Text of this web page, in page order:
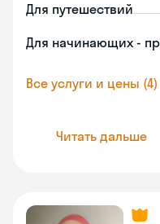
Для путешествий
Для начинающих -
Все услуги и цены (4)
Читать дальше